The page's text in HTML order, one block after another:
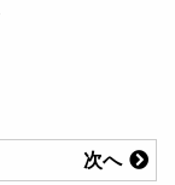
次へ